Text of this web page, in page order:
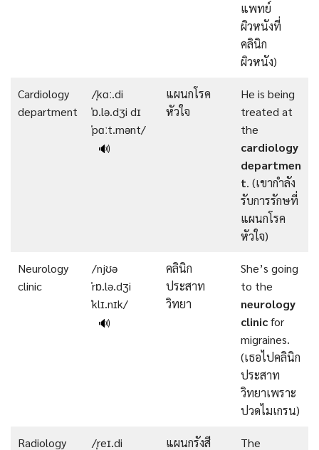
แพทย์
ผิวหนังที่
คลินิก
ผิวหนัง)
Cardiology
department
/ˌkɑː.di
ˈɒ.lə.dʒi dɪ
ˈpɑːt.mənt/
🔊
แผนกโรค
หัวใจ
He is being
treated at
the
cardiology
departmen
t. (เขากำลัง
รับการรักษที่
แผนกโรค
หัวใจ)
Neurology
clinic
/njʊə
ˈrɒ.lə.dʒi
ˈklɪ.nɪk/
🔊
คลินิก
ประสาท
วิทยา
She’s going
to the
neurology
clinicfor
migraines.
(เธอไปคลินิก
ประสาท
วิทยาเพราะ
ปวดไมเกรน)
Radiology /ˌreɪ.di แผนกรังสี The